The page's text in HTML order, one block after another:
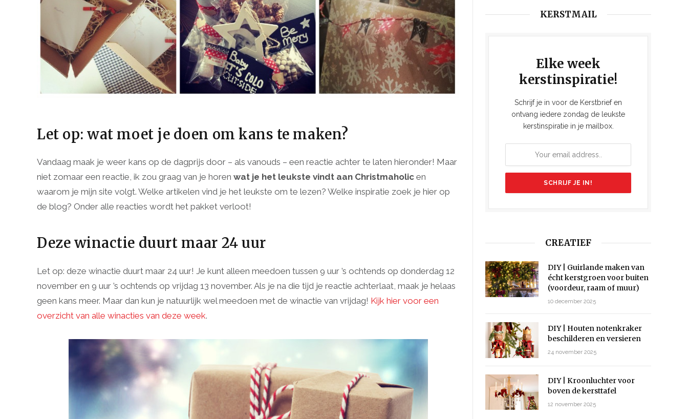
Let op: wat moet je doen om kans te maken?
Vandaag maak je weer kans op de dagprijs door – als vanouds – een reactie achter te laten hieronder! Maar
niet zomaar een reactie, ik zou graag van je horen wat je het leukste vindt aan Christmaholic en
waarom je mijn site volgt. Welke artikelen vind je het leukste om te lezen? Welke inspiratie zoek je hier op
de blog? Onder alle reacties wordt het pakket verloot!
Deze winactie duurt maar 24 uur
Let op: deze winactie duurt maar 24 uur! Je kunt alleen meedoen tussen 9 uur ’s ochtends op donderdag 12
november en 9 uur ’s ochtends op vrijdag 13 november. Als je na die tijd je reactie achterlaat, maak je helaas
geen kans meer. Maar dan kun je natuurlijk wel meedoen met de winactie van vrijdag! Kijk hier voor een
overzicht van alle winacties van deze week.
KERSTMAIL
Elke week
kerstinspiratie!
Schrijf je in voor de Kerstbrief en
ontvang iedere zondag de leukste
kerstinspiratie in je mailbox.
CREATIEF
DIY | Guirlande maken van
écht kerstgroen voor buiten
(voordeur, raam of muur)
10 december 2025
DIY | Houten notenkraker
beschilderen en versieren
24 november 2025
DIY | Kroonluchter voor
boven de kersttafel
12 november 2025